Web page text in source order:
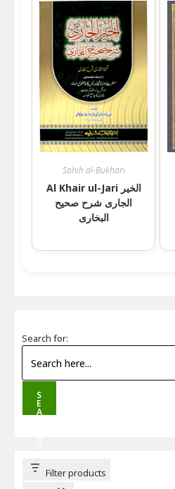
Sahih al-Bukhari
Al Khair ul-Jari الخیر
الجاری شرح صحیح
البخاری
Search for:
S
E
A
T
T
Filter products